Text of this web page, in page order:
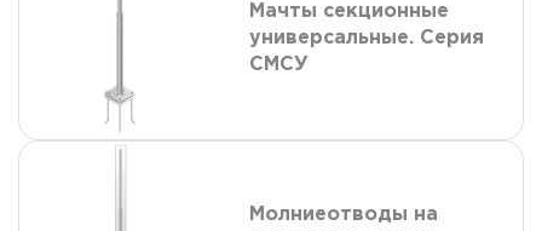
Мачты секционные
универсальные. Серия
СМСУ
Молниеотводы на